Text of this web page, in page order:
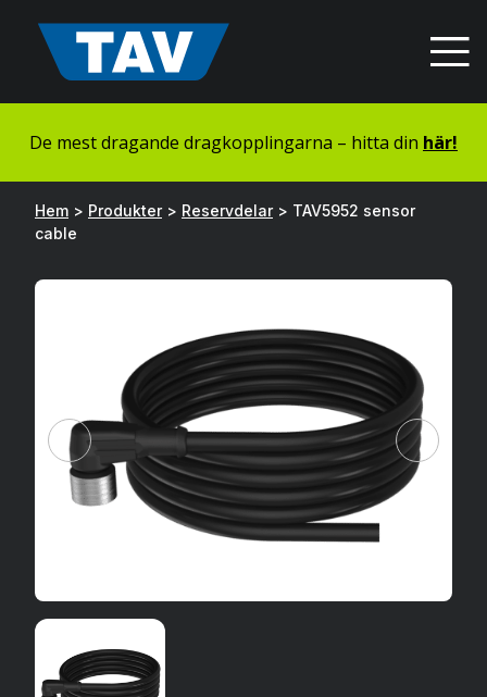
sisältöön
De mest dragande dragkopplingarna – hitta din här!
Hem > Produkter> Reservdelar> TAV5952 sensor
cable